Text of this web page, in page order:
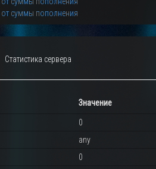
от суммы пополнения
Статистика сервера
Значение
0
any
0